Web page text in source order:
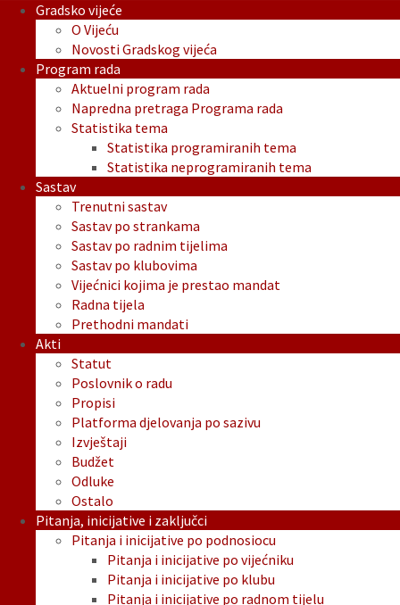
Gradsko vijeće
O Vijeću
Novosti Gradskog vijeća
Program rada
Aktuelni program rada
Napredna pretraga Programa rada
Statistika tema
Statistika programiranih tema
Statistika neprogramiranih tema
Sastav
Trenutni sastav
Sastav po strankama
Sastav po radnim tijelima
Sastav po klubovima
Vijećnici kojima je prestao mandat
Radna tijela
Prethodni mandati
Akti
Statut
Poslovnik o radu
Propisi
Platforma djelovanja po sazivu
Izvještaji
Budžet
Odluke
Ostalo
Pitanja, inicijative i zaključci
Pitanja i inicijative po podnosiocu
Pitanja i inicijative po vijećniku
Pitanja i inicijative po klubu
Pitanja i inicijative po radnom tijelu